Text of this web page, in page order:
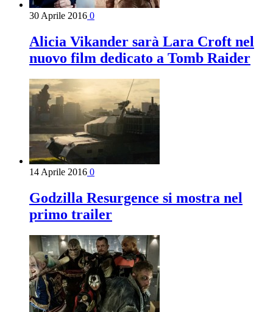
30 Aprile 2016 0
Alicia Vikander sarà Lara Croft nel
nuovo film dedicato a Tomb Raider
14 Aprile 2016 0
Godzilla Resurgence si mostra nel
primo trailer